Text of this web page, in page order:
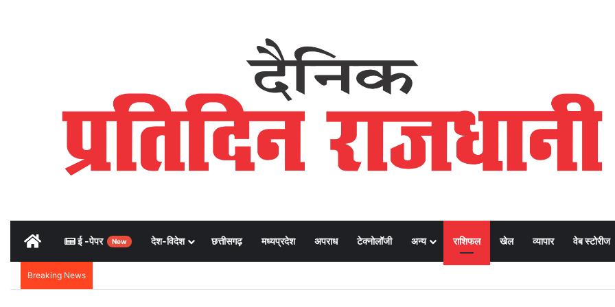
Home ई -पेपर New देश-विदेश छत्तीसगढ़ मध्यप्रदेश अपराध टेक्नोलॉजी अन्य राशिफल खेल व्यापार वेब स्टोरीज
Breaking News